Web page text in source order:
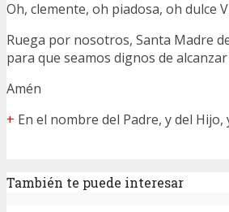
Oh, clemente, oh piadosa, oh dulce
Ruega por nosotros, Santa Madre
para que seamos dignos de
Amén
+ En el nombre del Padre, y del
También te puede interesar